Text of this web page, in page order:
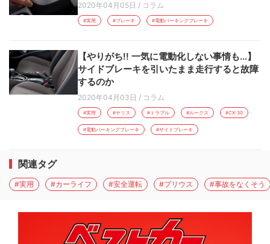
2020年04月05日 / コラム
#実用 #ブレーキ #電動パーキングブレーキ
【やりがち!! 一気に電動化しない事情も…】
サイドブレーキを引いたまま走行すると故障
するのか
2020年04月03日 / コラム
#実用 #ヤリス #トラブル #ルークス #CX-30
#電動パーキングブレーキ #サイドブレーキ
関連タグ
#実用 #カーライフ #安全運転 #プリウス #事故をなくそう